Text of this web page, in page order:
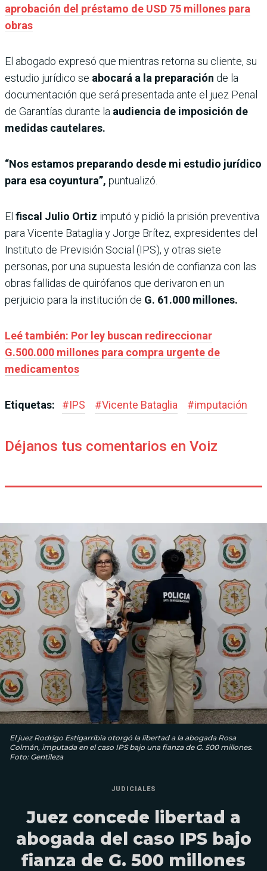
aprobación del préstamo de USD 75 millones para
obras
El abogado expresó que mientras retorna su cliente, su
estudio jurídico se abocará a la preparación de la
documentación que será presentada ante el juez Penal
de Garantías durante la audiencia de imposición de
medidas cautelares.
“Nos estamos preparando desde mi estudio jurídico
para esa coyuntura”, puntualizó.
El fiscal Julio Ortiz imputó y pidió la prisión preventiva
para Vicente Bataglia y Jorge Brítez, expresidentes del
Instituto de Previsión Social (IPS), y otras siete
personas, por una supuesta lesión de confianza con las
obras fallidas de quirófanos que derivaron en un
perjuicio para la institución de G. 61.000 millones.
Leé también: Por ley buscan redireccionar
G.500.000 millones para compra urgente de
medicamentos
Etiquetas: #IPS #Vicente Bataglia #imputación
Déjanos tus comentarios en Voiz
El juez Rodrigo Estigarribia otorgó la libertad a la abogada Rosa
Colmán, imputada en el caso IPS bajo una fianza de G. 500 millones.
Foto: Gentileza
JUDICIALES
Juez concede libertad a
abogada del caso IPS bajo
fianza de G. 500 millones